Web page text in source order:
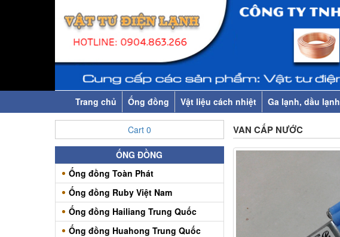
Trang chủ Ống đồng Vật liệu cách nhiệt Ga lạnh, dầu lạnh
Cart 0
ỐNG ĐỒNG
Ống đồng Toàn Phát
Ống đồng Ruby Việt Nam
Ống đồng Hailiang Trung Quốc
Ống đồng Huahong Trung Quốc
VAN CẤP NƯỚC